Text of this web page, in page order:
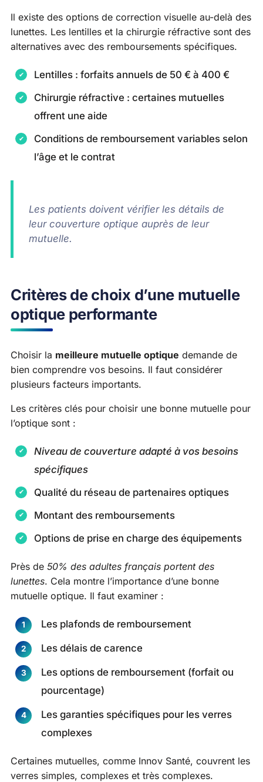
Il existe des options de correction visuelle au-delà des
lunettes. Les lentilles et la chirurgie réfractive sont des
alternatives avec des remboursements spécifiques.
Lentilles : forfaits annuels de 50 € à 400 €
Chirurgie réfractive : certaines mutuelles
offrent une aide
Conditions de remboursement variables selon
l’âge et le contrat
Les patients doivent vérifier les détails de
leur couverture optique auprès de leur
mutuelle.
Critères de choix d’une mutuelle
optique performante
Choisir la meilleure mutuelle optique demande de
bien comprendre vos besoins. Il faut considérer
plusieurs facteurs importants.
Les critères clés pour choisir une bonne mutuelle pour
l’optique sont :
Niveau de couverture adapté à vos besoins
spécifiques
Qualité du réseau de partenaires optiques
Montant des remboursements
Options de prise en charge des équipements
Près de 50% des adultes français portent des
lunettes. Cela montre l’importance d’une bonne
mutuelle optique. Il faut examiner :
Les plafonds de remboursement
Les délais de carence
Les options de remboursement (forfait ou
pourcentage)
Les garanties spécifiques pour les verres
complexes
Certaines mutuelles, comme Innov Santé, couvrent les
verres simples, complexes et très complexes.